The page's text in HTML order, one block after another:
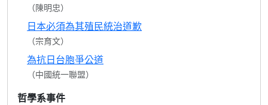
（陳明忠）
日本必須為其殖民統治道歉
（宗育文）
為抗日台胞爭公道
（中國統一聯盟）
哲學系事件